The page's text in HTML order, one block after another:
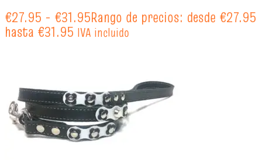
€27.95 - €31.95Rango de precios: desde €27.95
hasta €31.95 IVA incluido